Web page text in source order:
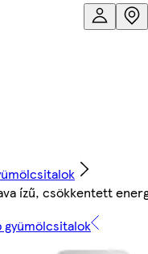
ízű, csökkentett
gyümölcsitalok